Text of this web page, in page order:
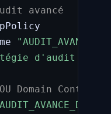
avancé
d'audit
Domain